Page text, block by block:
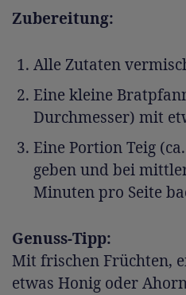
Zubereitung:
Alle Zutaten
Eine kleine
Durchmesser) mit
Eine Portion Teig
geben und bei
Minuten pro Seite
Genuss-Tipp:
Mit frischen Früchten,
etwas Honig oder